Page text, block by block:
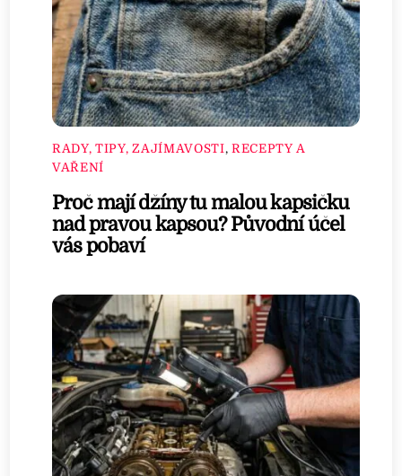
RADY, TIPY, ZAJÍMAVOSTI, RECEPTY A
VAŘENÍ
Proč mají džíny tu malou kapsičku
nad pravou kapsou? Původní účel
vás pobaví